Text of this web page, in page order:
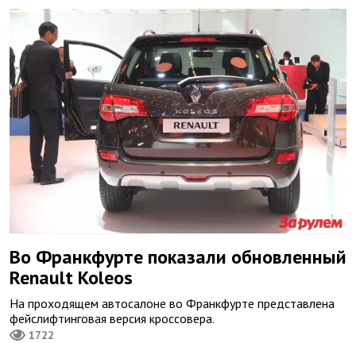
Во Франкфурте показали обновленный
Renault Koleos
На проходящем автосалоне во Франкфурте представлена
фейслифтинговая версия кроссовера.
1722